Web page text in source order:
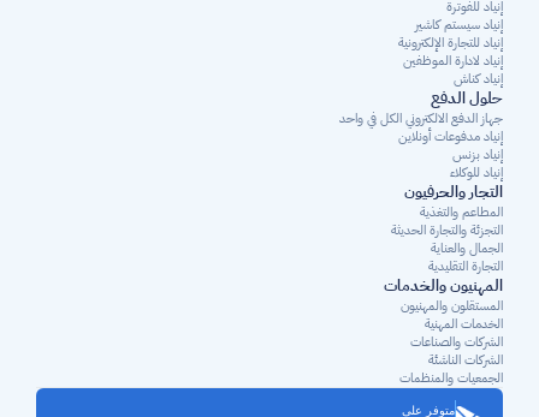
إنياد للفوترة
إنياد سيستم كاشير
إنياد للتجارة الإلكترونية
إنياد لادارة الموظفين
إنياد كناش
حلول الدفع
جهاز الدفع الالكتروني الكل في واحد
إنياد مدفوعات أونلاين
إنياد بزنس
إنياد للوكلاء
التجار والحرفيون
المطاعم والتغذية
التجزئة والتجارة الحديثة
الجمال والعناية
التجارة التقليدية
المهنيون والخدمات
المستقلون والمهنيون
الخدمات المهنية
الشركات والصناعات
الشركات الناشئة
الجمعيات والمنظمات
متوفر على